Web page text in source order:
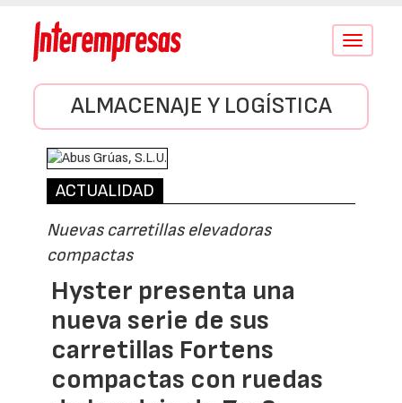
Conmutar
ALMACENAJE Y LOGÍSTICA
ACTUALIDAD
Nuevas carretillas elevadoras
compactas
Hyster presenta una
nueva serie de sus
carretillas Fortens
compactas con ruedas